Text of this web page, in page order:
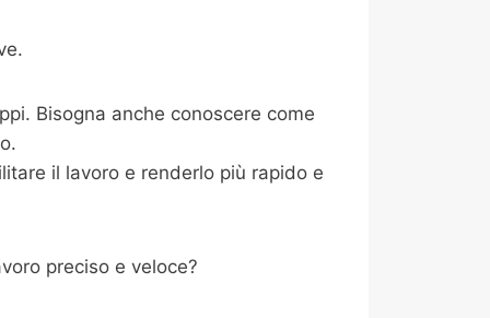
Bisogna anche conoscere come
il lavoro e renderlo più rapido e
preciso e veloce?